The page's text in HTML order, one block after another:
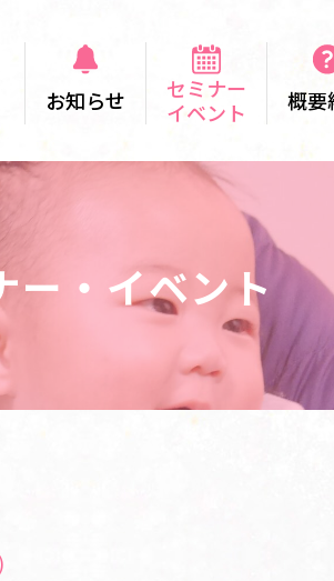
お知らせ
セミナー
イベント
概要
ー・イベント